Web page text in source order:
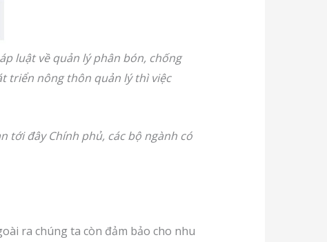
luật về quản lý phân bón, chống
triển nông thôn quản lý thì việc
tới đây Chính phủ, các bộ ngành có
ra chúng ta còn đảm bảo cho nhu